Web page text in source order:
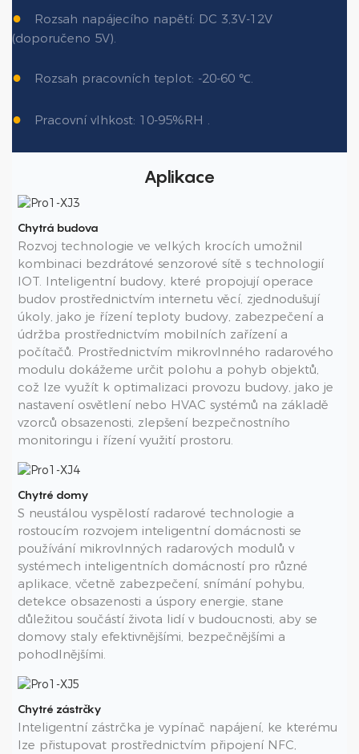
●
Rozsah napájecího napětí: DC 3,3V-12V
(doporučeno 5V).
● Rozsah pracovních teplot: -20-60 ℃.
● Pracovní vlhkost: 10-95%RH .
Aplikace
Chytrá budova
Rozvoj technologie ve velkých krocích umožnil
kombinaci bezdrátové senzorové sítě s technologií
IOT. Inteligentní budovy, které propojují operace
budov prostřednictvím internetu věcí, zjednodušují
úkoly, jako je řízení teploty budovy, zabezpečení a
údržba prostřednictvím mobilních zařízení a
počítačů. Prostřednictvím mikrovlnného radarového
modulu dokážeme určit polohu a pohyb objektů,
což lze využít k optimalizaci provozu budovy, jako je
nastavení osvětlení nebo HVAC systémů na základě
vzorců obsazenosti, zlepšení bezpečnostního
monitoringu i řízení využití prostoru.
Chytré domy
S neustálou vyspělostí radarové technologie a
rostoucím rozvojem inteligentní domácnosti se
používání mikrovlnných radarových modulů v
systémech inteligentních domácností pro různé
aplikace, včetně zabezpečení, snímání pohybu,
detekce obsazenosti a úspory energie, stane
důležitou součástí života lidí v budoucnosti, aby se
domovy staly efektivnějšími, bezpečnějšími a
pohodlnějšími.
Chytré zástrčky
Inteligentní zástrčka je vypínač napájení, ke kterému
lze přistupovat prostřednictvím připojení NFC,